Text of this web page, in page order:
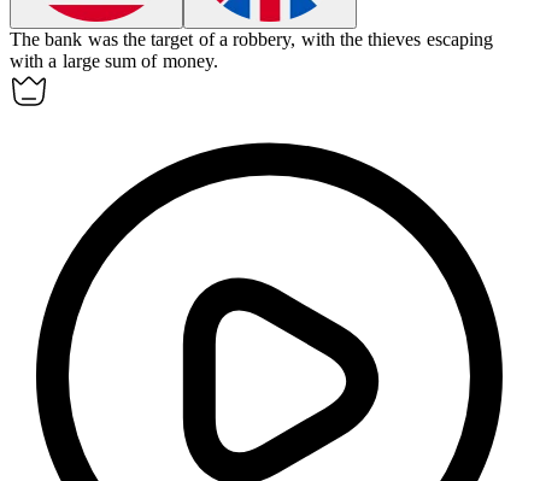
The bank was the target of arobbery, with the thieves escaping
with a large sum of money.